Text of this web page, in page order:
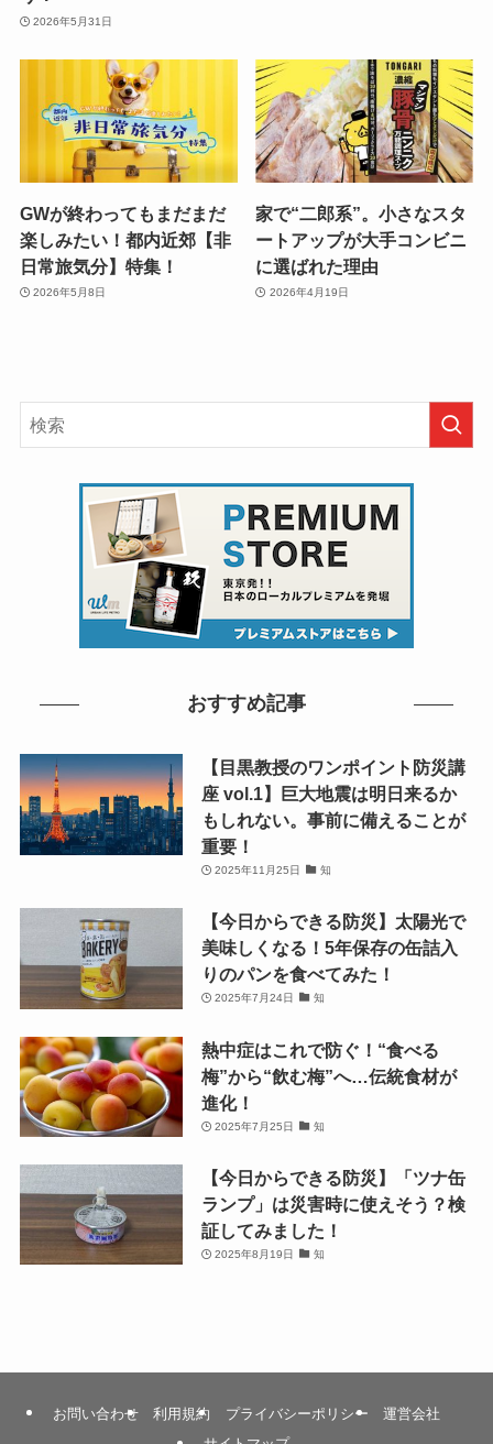
2026年5月31日
GWが終わってもまだまだ
楽しみたい！都内近郊【非
日常旅気分】特集！
2026年5月8日
家で“二郎系”。小さなスタ
ートアップが大手コンビニ
に選ばれた理由
2026年4月19日
おすすめ記事
【目黒教授のワンポイント防災講
座 vol.1】巨大地震は明日来るか
もしれない。事前に備えることが
重要！
2025年11月25日 知
【今日からできる防災】太陽光で
美味しくなる！5年保存の缶詰入
りのパンを食べてみた！
2025年7月24日 知
熱中症はこれで防ぐ！“食べる
梅”から“飲む梅”へ…伝統食材が
進化！
2025年7月25日 知
【今日からできる防災】「ツナ缶
ランプ」は災害時に使えそう？検
証してみました！
2025年8月19日 知
お問い合わせ 利用規約 プライバシーポリシー
運営会社